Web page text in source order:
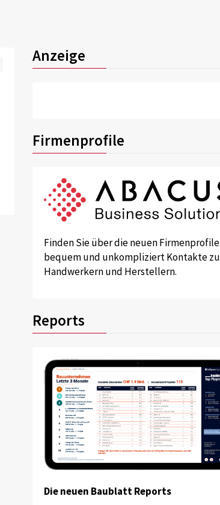
Anzeige
Firmenprofile
Finden Sie über die neuen Firmenprofile
bequem und unkompliziert Kontakte zu
Handwerkern und Herstellern.
Reports
Die neuen Baublatt Reports